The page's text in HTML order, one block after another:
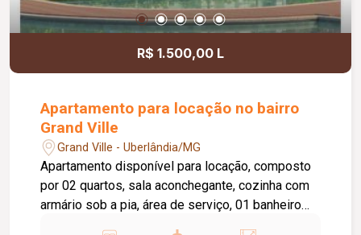
R$ 1.500,00 L
Apartamento para locação no bairro
Grand Ville
Grand Ville - Uberlândia/MG
Apartamento disponível para locação, composto
por 02 quartos, sala aconchegante, cozinha com
armário sob a pia, área de serviço, 01 banheiro